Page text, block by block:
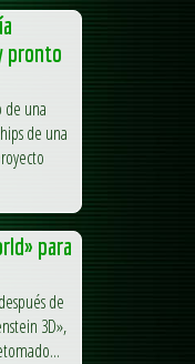
pronto
de una
de una
para
de
3D»,